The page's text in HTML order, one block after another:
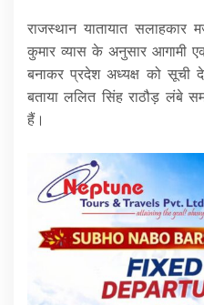
राजस्थान यातायात
कुमार व्यास के अनुसार आगामी
बनाकर प्रदेश अध्यक्ष को सूची
बताया ललित सिंह राठौड़ लंबे
हैं।